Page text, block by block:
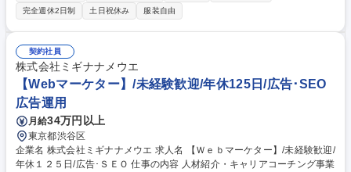
希望者に分かり易く伝わるように求人・企業情報を作成します。 企業へ直
接訪問するからこそ得られる弊社独自の情報を活かして、求人・企業情報
の作成・更新、独自解説の追記や、多様な業界の現場を知ることで深めた
知見をもとに、SEO・AI検索を意識したHPコンテンツの作成・運用、転
職希望者のサーチ・スカウト業務などの集客の最大化まで、幅広くスキル
を広げていけます。 募集職種 24～26卒歓迎！【企業訪問×求人・企業の
魅力を転職希望者へ発信】年休120日
完全週休2日制
土日祝休み 服装自由
契約社員
株式会社ミギナナメウエ
【Webマーケター】/未経験歓迎/年休125日/広告･SEO
広告運用
月給34万円以上
東京都渋谷区
企業名 株式会社ミギナナメウエ 求人名 【Ｗｅｂマーケター】/未経験歓迎/
年休１２５日/広告･ＳＥＯ 仕事の内容 人材紹介・キャリアコーチング事業